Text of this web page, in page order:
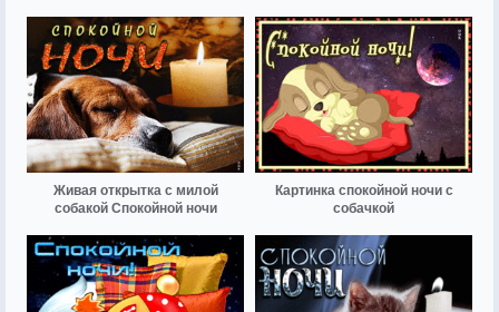
Живая открытка с милой
собакой Спокойной ночи
Картинка спокойной ночи с
собачкой